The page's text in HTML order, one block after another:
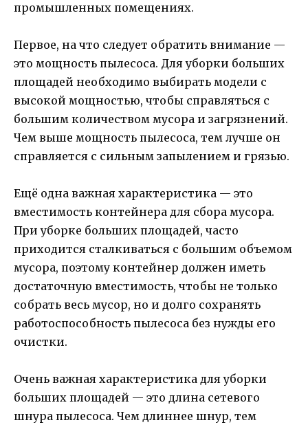
промышленных помещениях.
Первое, на что следует обратить внимание —
это мощность пылесоса. Для уборки больших
площадей необходимо выбирать модели с
высокой мощностью, чтобы справляться с
большим количеством мусора и загрязнений.
Чем выше мощность пылесоса, тем лучше он
справляется с сильным запылением и грязью.
Ещё одна важная характеристика — это
вместимость контейнера для сбора мусора.
При уборке больших площадей, часто
приходится сталкиваться с большим объемом
мусора, поэтому контейнер должен иметь
достаточную вместимость, чтобы не только
собрать весь мусор, но и долго сохранять
работоспособность пылесоса без нужды его
очистки.
Очень важная характеристика для уборки
больших площадей — это длина сетевого
шнура пылесоса. Чем длиннее шнур, тем